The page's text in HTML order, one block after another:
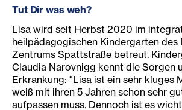
Tut Dir was weh?
Lisa wird seit Herbst 2020 im
heilpädagogischen Kindergarten des
Zentrums Spattstraße betreut.
Claudia Narovnigg kennt die Sorgen
Erkrankung: "Lisa ist ein sehr kluges
weiß mit ihren 5 Jahren schon sehr
aufpassen muss. Dennoch ist es